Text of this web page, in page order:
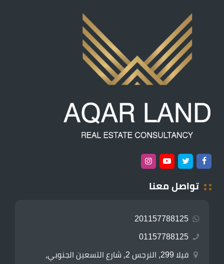
تواصل معنا
201157788125
01157788125
فيلا 299، النرجس 2، شارع التسعين الجنوبي،